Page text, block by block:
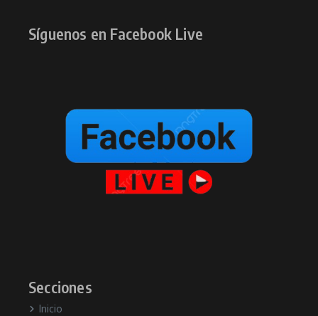
Síguenos en Facebook Live
Secciones
Inicio